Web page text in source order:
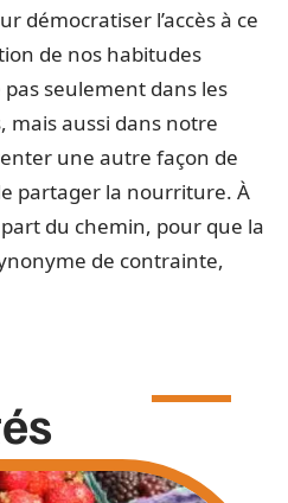
démocratiser l’accès à ce
de nos habitudes
seulement dans les
mais aussi dans notre
une autre façon de
partager la nourriture. À
du chemin, pour que la
de contrainte,